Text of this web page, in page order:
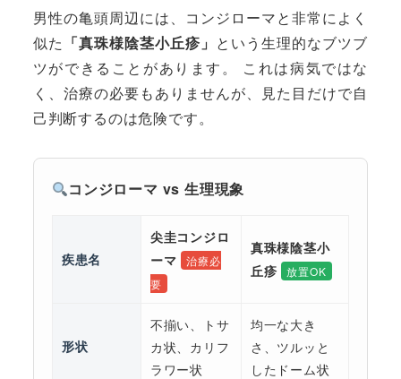
男性の亀頭周辺には、コンジローマと非常によく
似た 「真珠様陰茎小丘疹」 という生理的なブツブ
ツができることがあります。 これは病気ではな
く、治療の必要もありませんが、見た目だけで自
己判断するのは危険です。
コンジローマ vs 生理現象
疾患名
尖圭コンジロ
ーマ
治療必
要
真珠様陰茎小
丘疹
放置OK
形状
不揃い、トサ
カ状、カリフ
ラワー状
均一な大き
さ、ツルッと
したドーム状